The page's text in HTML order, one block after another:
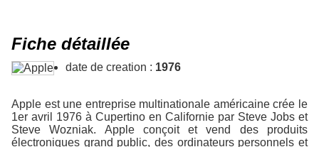
Fiche détaillée
date de creation : 1976
Apple est une entreprise multinationale américaine crée le
1er avril 1976 à Cupertino en Californie par Steve Jobs et
Steve Wozniak. Apple conçoit et vend des produits
électroniques grand public, des ordinateurs personnels et